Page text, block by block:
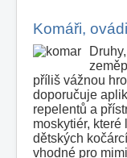
Komáři,
příliš vážnou
doporučuje
repelentů a
moskytiér, které
dětských
vhodné pro